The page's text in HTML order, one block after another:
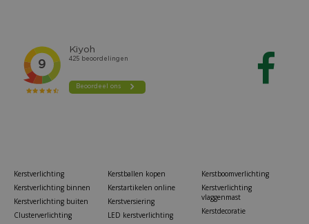
Kerstverlichting
Kerstverlichting binnen
Kerstverlichting buiten
Clusterverlichting
Kerstballen kopen
Kerstartikelen online
Kerstversiering
LED kerstverlichting
Kerstboomverlichting
Kerstverlichting
vlaggenmast
Kerstdecoratie